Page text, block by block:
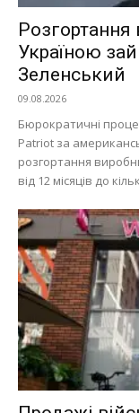
Меню
Київ
Економіка
Політика
Світ
Технології
Війна
Україною
Зеленський
09.08.2026
Бюрократичні
Patriot за
розгортання
від 12 місяців до